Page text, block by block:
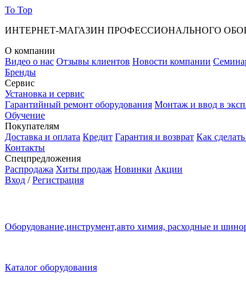
To Top
ИНТЕРНЕТ-МАГАЗИН ПРОФЕССИОНАЛЬНОГО
О компании
Видео о нас Отзывы клиентов Новости компании
Бренды
Сервис
Установка и сервис
Гарантийный ремонт оборудования Монтаж и ввод в
Обучение
Покупателям
Доставка и оплата Кредит Гарантия и возврат Как сделать
Контакты
Спецпредложения
Распродажа Хиты продаж Новинки Акции
Вход /Регистрация
Оборудование,инструмент,авто химия, расходные и
Каталог оборудования